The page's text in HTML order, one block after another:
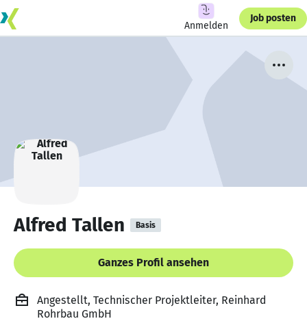
Anmelden
Job posten
Alfred Tallen Basis
Ganzes Profil ansehen
Angestellt, Technischer Projektleiter, Reinhard
Rohrbau GmbH